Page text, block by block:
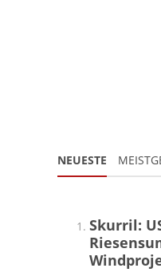
NEUESTE
Skurril: